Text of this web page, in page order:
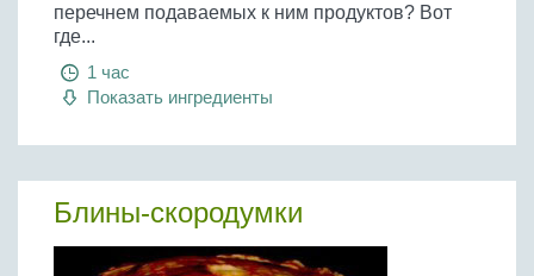
перечнем подаваемых к ним продуктов? Вот
где...
1 час
Показать ингредиенты
Блины-скородумки